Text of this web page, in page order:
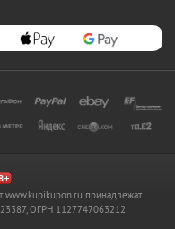
www.kupikupon.ru принадлежат
ОГРН 1127747063212